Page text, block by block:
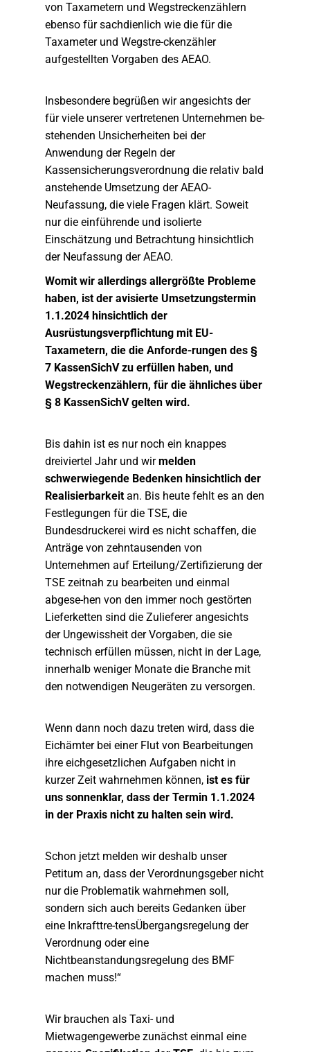
von Taxametern und Wegstreckenzählern
ebenso für sachdienlich wie die für die
Taxameter und Wegstre-ckenzähler
aufgestellten Vorgaben des AEAO.
Insbesondere begrüßen wir angesichts der
für viele unserer vertretenen Unternehmen be-
stehenden Unsicherheiten bei der
Anwendung der Regeln der
Kassensicherungsverordnung die relativ bald
anstehende Umsetzung der AEAO-
Neufassung, die viele Fragen klärt. Soweit
nur die einführende und isolierte
Einschätzung und Betrachtung hinsichtlich
der Neufassung der AEAO.
Womit wir allerdings allergrößte Probleme
haben, ist der avisierte Umsetzungstermin
1.1.2024 hinsichtlich der
Ausrüstungsverpflichtung mit EU-
Taxametern, die die Anforde-rungen des §
7 KassenSichV zu erfüllen haben, und
Wegstreckenzählern, für die ähnliches über
§ 8 KassenSichV gelten wird.
Bis dahin ist es nur noch ein knappes
dreiviertel Jahr und wirmelden
schwerwiegende Bedenken hinsichtlich der
Realisierbarkeitan. Bis heute fehlt es an den
Festlegungen für die TSE, die
Bundesdruckerei wird es nicht schaffen, die
Anträge von zehntausenden von
Unternehmen auf Erteilung/Zertifizierung der
TSE zeitnah zu bearbeiten und einmal
abgese-hen von den immer noch gestörten
Lieferketten sind die Zulieferer angesichts
der Ungewissheit der Vorgaben, die sie
technisch erfüllen müssen, nicht in der Lage,
innerhalb weniger Monate die Branche mit
den notwendigen Neugeräten zu versorgen.
Wenn dann noch dazu treten wird, dass die
Eichämter bei einer Flut von Bearbeitungen
ihre eichgesetzlichen Aufgaben nicht in
kurzer Zeit wahrnehmen können, ist es für
uns sonnenklar, dass der Termin 1.1.2024
in der Praxis nicht zu halten sein wird.
Schon jetzt melden wir deshalb unser
Petitum an, dass der Verordnungsgeber nicht
nur die Problematik wahrnehmen soll,
sondern sich auch bereits Gedanken über
eine Inkrafttre-tensÜbergangsregelung der
Verordnung oder eine
Nichtbeanstandungsregelung des BMF
machen muss!“
Wir brauchen als Taxi- und
Mietwagengewerbe zunächst einmal eine